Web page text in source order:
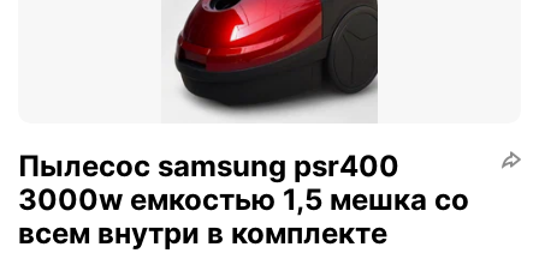
Пылесос samsung psr400
3000w емкостью 1,5 мешка со
всем внутри в комплекте